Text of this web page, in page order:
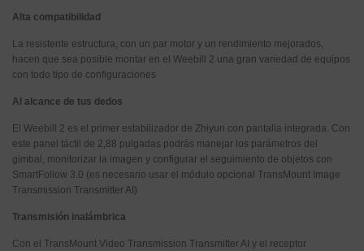
Alta compatibilidad
La resistente estructura, con un par motor y un rendimiento mejorados,
hacen que sea posible montar en el Weebill 2 una gran variedad de equipos
con todo tipo de configuraciones
Al alcance de tus dedos
El Weebill 2 es el primer estabilizador de Zhiyun con pantalla integrada. Con
este panel táctil de 2,88 pulgadas podrás manejar los parámetros del
gimbal, monitorizar la imagen y configurar el seguimiento de objetos con
SmartFollow 3.0 (es necesario usar el módulo opcional TransMount Image
Transmission Transmitter AI)
Transmisión inalámbrica
Con el TransMount Video Transmission Transmitter AI y el receptor